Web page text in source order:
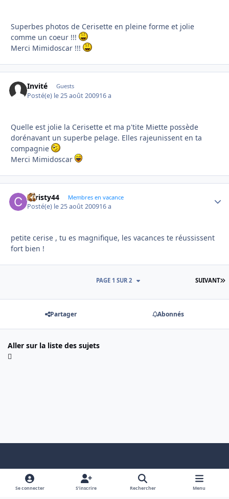
Superbes photos de Cerisette en pleine forme et jolie
comme un coeur !!!
Merci Mimidoscar !!!
Invité Guests
Posté(e) le 25 août 200916 a
Quelle est jolie la Cerisette et ma p'tite Miette possède
dorénavant un superbe pelage. Elles rajeunissent en ta
compagnie
Merci Mimidoscar
christy44 Membres en vacance
Posté(e) le 25 août 200916 a
petite cerise , tu es magnifique, les vacances te réussissent
fort bien !
SUIVANT
PAGE 1 SUR 2
Partager Abonnés
Aller sur la liste des sujets
Light ModeDark ModeSystem Preference x
Se connecter S’inscrire Rechercher Menu